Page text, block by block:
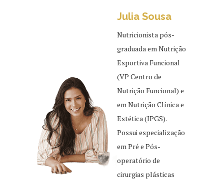
Julia Sousa
Nutricionista pós-
graduada em Nutrição
Esportiva Funcional
(VP Centro de
Nutrição Funcional) e
em Nutrição Clínica e
Estética (IPGS).
Possui especialização
em Pré e Pós-
operatório de
cirurgias plásticas